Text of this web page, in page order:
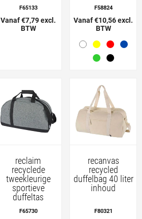
F65133
Vanaf €7,79 excl.
BTW
F58824
Vanaf €10,56 excl.
BTW
reclaim
recyclede
tweekleurige
sportieve
duffeltas
F65730
recanvas
recycled
duffelbag 40 liter
inhoud
F80321